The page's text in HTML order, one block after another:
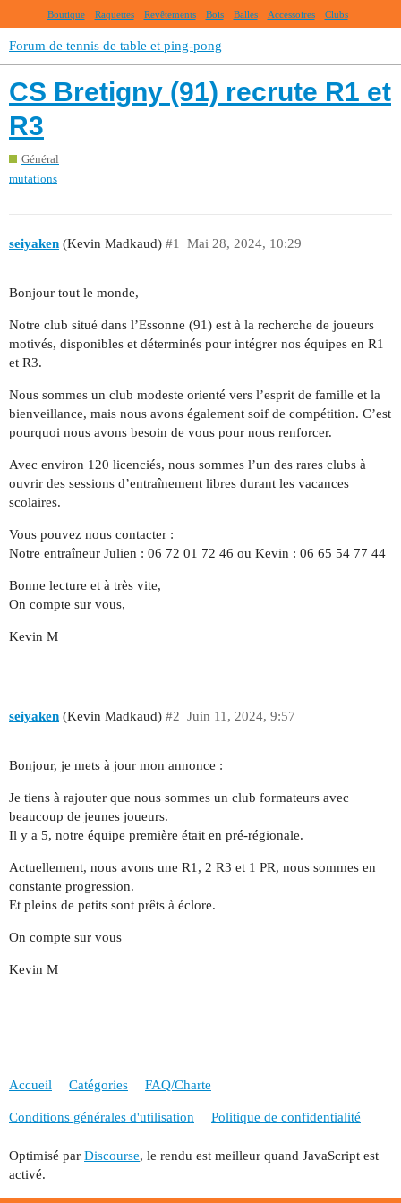
Boutique Raquettes Revêtements Bois Balles Accessoires Clubs
Forum de tennis de table et ping-pong
CS Bretigny (91) recrute R1 et
R3
Général
mutations
seiyaken (Kevin Madkaud) Mai 28, 2024, 10:29
#1
Bonjour tout le monde,
Notre club situé dans l’Essonne (91) est à la recherche de joueurs
motivés, disponibles et déterminés pour intégrer nos équipes en R1
et R3.
Nous sommes un club modeste orienté vers l’esprit de famille et la
bienveillance, mais nous avons également soif de compétition. C’est
pourquoi nous avons besoin de vous pour nous renforcer.
Avec environ 120 licenciés, nous sommes l’un des rares clubs à
ouvrir des sessions d’entraînement libres durant les vacances
scolaires.
Vous pouvez nous contacter :
Notre entraîneur Julien : 06 72 01 72 46 ou Kevin : 06 65 54 77 44
Bonne lecture et à très vite,
On compte sur vous,
Kevin M
seiyaken (Kevin Madkaud) Juin 11, 2024, 9:57
#2
Bonjour, je mets à jour mon annonce :
Je tiens à rajouter que nous sommes un club formateurs avec
beaucoup de jeunes joueurs.
Il y a 5, notre équipe première était en pré-régionale.
Actuellement, nous avons une R1, 2 R3 et 1 PR, nous sommes en
constante progression.
Et pleins de petits sont prêts à éclore.
On compte sur vous
Kevin M
Accueil Catégories FAQ/Charte
Conditions générales d'utilisation Politique de confidentialité
Optimisé par Discourse, le rendu est meilleur quand JavaScript est
activé.